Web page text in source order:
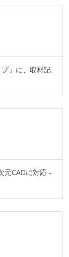
」に、取材記
CADに対応 -